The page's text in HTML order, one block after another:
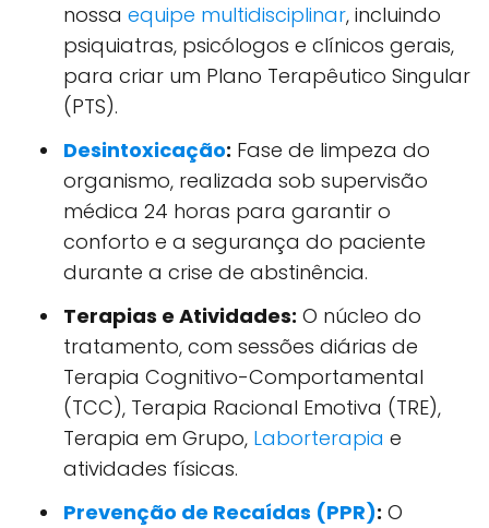
nossa equipe multidisciplinar, incluindo
psiquiatras, psicólogos e clínicos gerais,
para criar um Plano Terapêutico Singular
(PTS).
Desintoxicação: Fase de limpeza do
organismo, realizada sob supervisão
médica 24 horas para garantir o
conforto e a segurança do paciente
durante a crise de abstinência.
Terapias e Atividades: O núcleo do
tratamento, com sessões diárias de
Terapia Cognitivo-Comportamental
(TCC), Terapia Racional Emotiva (TRE),
Terapia em Grupo, Laborterapia e
atividades físicas.
Prevenção de Recaídas (PPR): O